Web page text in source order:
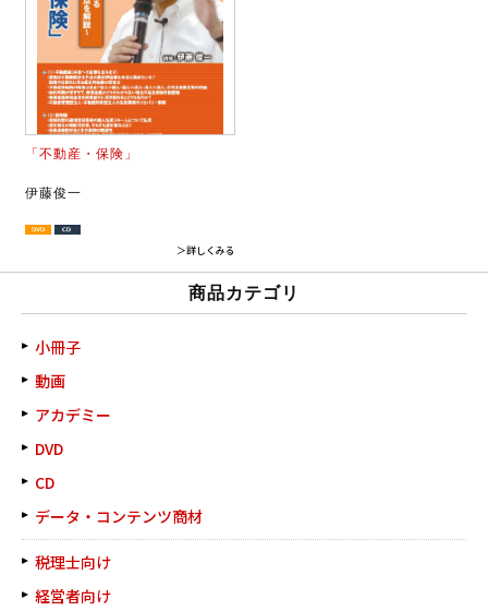
「不動産・保険」
伊藤俊一
＞詳しくみる
商品カテゴリ
小冊子
動画
アカデミー
DVD
CD
データ・コンテンツ商材
税理士向け
経営者向け